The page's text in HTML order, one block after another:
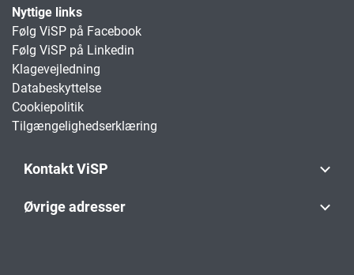
Nyttige links
Følg ViSP på Facebook
Følg ViSP på Linkedin
Klagevejledning
Databeskyttelse
Cookiepolitik
Tilgængelighedserklæring
Kontakt ViSP
Øvrige adresser